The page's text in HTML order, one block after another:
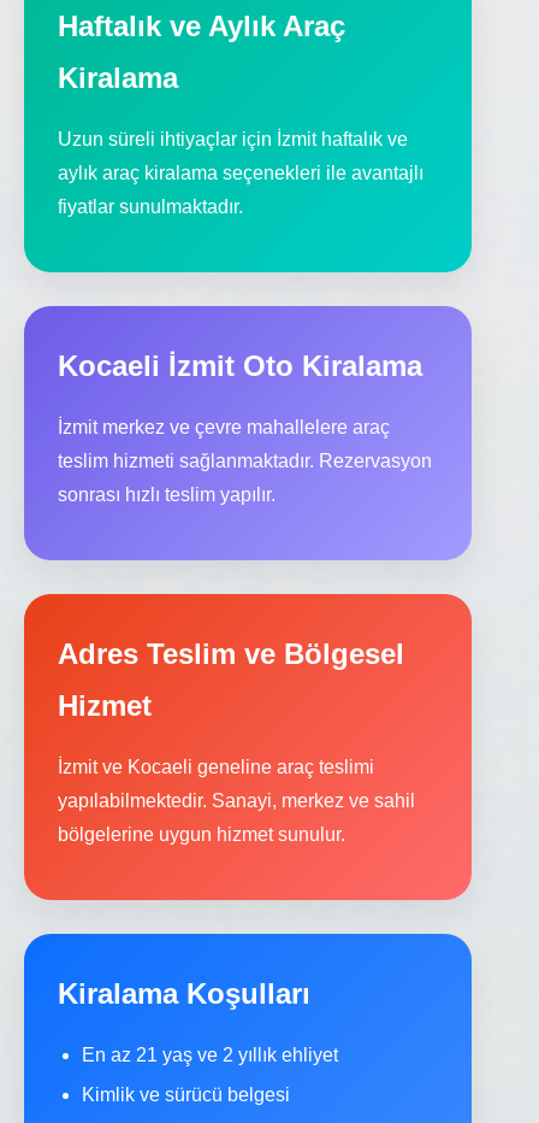
Haftalık ve Aylık Araç
Kiralama
Uzun süreli ihtiyaçlar için İzmit haftalık ve
aylık araç kiralama seçenekleri ile avantajlı
fiyatlar sunulmaktadır.
Kocaeli İzmit Oto Kiralama
İzmit merkez ve çevre mahallelere araç
teslim hizmeti sağlanmaktadır. Rezervasyon
sonrası hızlı teslim yapılır.
Adres Teslim ve Bölgesel
Hizmet
İzmit ve Kocaeli geneline araç teslimi
yapılabilmektedir. Sanayi, merkez ve sahil
bölgelerine uygun hizmet sunulur.
Kiralama Koşulları
En az 21 yaş ve 2 yıllık ehliyet
Kimlik ve sürücü belgesi